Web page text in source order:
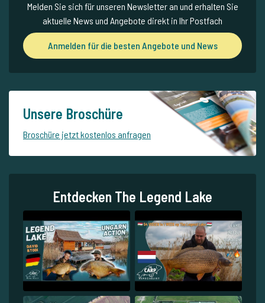
Melden Sie sich für unseren Newsletter an und erhalten Sie
aktuelle News und Angebote direkt in Ihr Postfach
Anmelden für die besten Angebote und News
Unsere Broschüre
Broschüre jetzt kostenlos anfragen
Entdecken The Legend Lake